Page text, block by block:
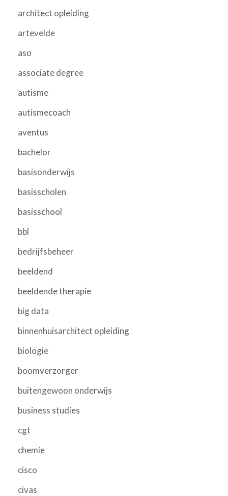
architect opleiding
artevelde
aso
associate degree
autisme
autismecoach
aventus
bachelor
basisonderwijs
basisscholen
basisschool
bbl
bedrijfsbeheer
beeldend
beeldende therapie
big data
binnenhuisarchitect opleiding
biologie
boomverzorger
buitengewoon onderwijs
business studies
cgt
chemie
cisco
civas